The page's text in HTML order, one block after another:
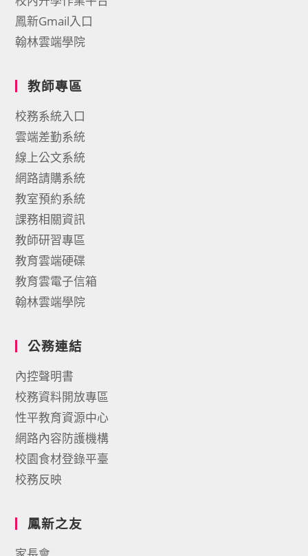
鳳新Gmail入口
翰林雲端學院
教師專區
校務系統入口
雲端差勤系統
線上公文系統
網路請購系統
教室預約系統
課務相關資訊
教師研習專區
教育雲端硬碟
教育雲電子信箱
翰林雲端學院
公務連結
內控聲明書
校務資料開放專區
性平教育資源中心
網路內容防護機構
校園食材登錄平臺
校務反映
鳳新之友